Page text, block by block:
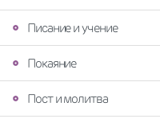
Писание и учение
Покаяние
Пост и молитва